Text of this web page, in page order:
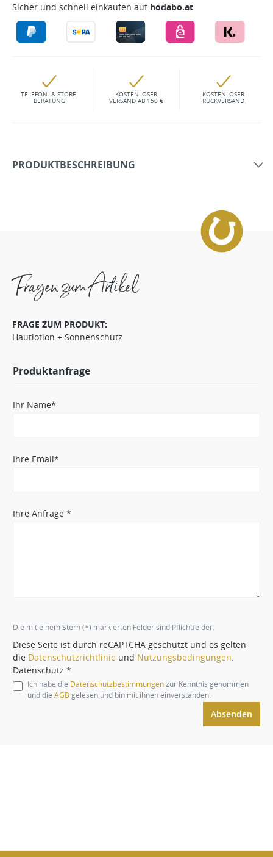
Sicher und schnell einkaufen auf hodabo.at
TELEFON- & STORE-
BERATUNG
KOSTENLOSER
VERSAND AB 150 €
KOSTENLOSER
RÜCKVERSAND
PRODUKTBESCHREIBUNG
Fragen zum Artikel
FRAGE ZUM PRODUKT:
Hautlotion + Sonnenschutz
Produktanfrage
Ihr Name*
Ihre Email*
Ihre Anfrage *
Die mit einem Stern (*) markierten Felder sind Pflichtfelder.
Diese Seite ist durch reCAPTCHA geschützt und es gelten
die Datenschutzrichtlinie und Nutzungsbedingungen
Datenschutz *
Ich habe die Datenschutzbestimmungenzur Kenntnis genommen
und die AGB gelesen und bin mit ihnen einverstanden.
Absenden